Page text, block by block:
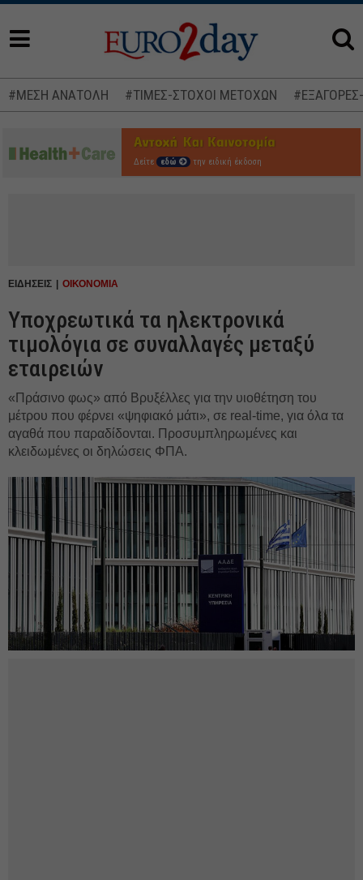
#ΜΕΣΗ ΑΝΑΤΟΛΗ #ΤΙΜΕΣ-ΣΤΟΧΟΙ ΜΕΤΟΧΩΝ
Δείτε εδώ την ειδική έκδοση
ΕΙΔΗΣΕΙΣ ΟΙΚΟΝΟΜΙΑ
Υποχρεωτικά τα ηλεκτρονικά
τιμολόγια σε συναλλαγές μεταξύ
εταιρειών
«Πράσινο φως» από Βρυξέλλες για την υιοθέτηση του
μέτρου που φέρνει «ψηφιακό μάτι», σε real-time, για όλα τα
αγαθά που παραδίδονται. Προσυμπληρωμένες και
κλειδωμένες οι δηλώσεις ΦΠΑ.